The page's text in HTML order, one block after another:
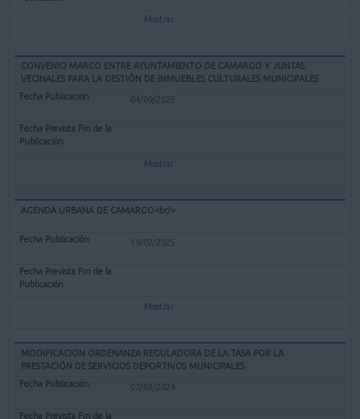
Mostrar
CONVENIO MARCO ENTRE AYUNTAMIENTO DE CAMARGO Y JUNTAS
VECINALES PARA LA GESTIÓN DE INMUEBLES CULTURALES MUNICIPALES
04/09/2025
Mostrar
AGENDA URBANA DE CAMARGO<br/>
19/02/2025
Mostrar
MODIFICACION ORDENANZA REGULADORA DE LA TASA POR LA
PRESTACIÓN DE SERVICIOS DEPORTIVOS MUNICIPALES
07/03/2024